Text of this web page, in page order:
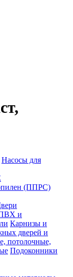
Насосы для
(ППРС)
и
Карнизы и
дверей и
потолочные,
Подоконники